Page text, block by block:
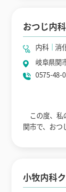
おつじ内
内科 消
岐阜県関
0575-48-
この度、私
関市で、おつ
小牧内科